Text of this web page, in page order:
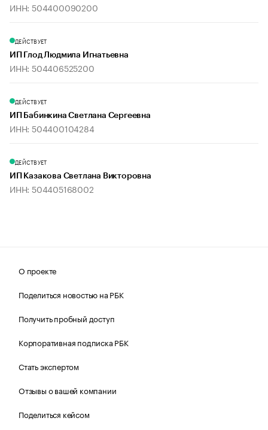
ИНН: 504400090200
ДЕЙСТВУЕТ
ИП Глод Людмила Игнатьевна
ИНН: 504406525200
ДЕЙСТВУЕТ
ИП Бабинкина Светлана Сергеевна
ИНН: 504400104284
ДЕЙСТВУЕТ
ИП Казакова Светлана Викторовна
ИНН: 504405168002
О проекте
Поделиться новостью на РБК
Получить пробный доступ
Корпоративная подписка РБК
Стать экспертом
Отзывы о вашей компании
Поделиться кейсом